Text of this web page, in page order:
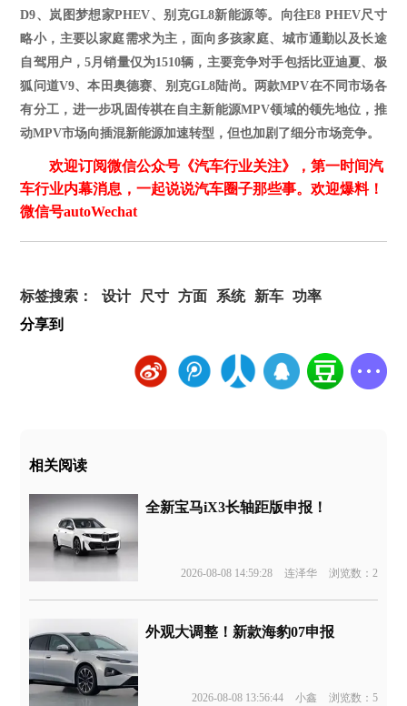
D9、岚图梦想家PHEV、别克GL8新能源等。 向往E8 PHEV尺寸
略小，主要以家庭需求为主， 面向多孩家庭、城市通勤以及长途
自驾用户 ，5月销量仅为1510辆，主要竞争对手包括比亚迪夏、极
狐问道V9、本田奥德赛、别克GL8陆尚。 两款MPV在不同市场各
有分工， 进一步巩固传祺在自主新能源MPV领域的领先地位，推
动MPV市场向插混新能源加速转型，但也加剧了细分市场竞争。
欢迎订阅微信公众号《汽车行业关注》，第一时间汽
车行业内幕消息，一起说说汽车圈子那些事。欢迎爆料！
微信号autoWechat
标签搜索： 设计 尺寸 方面 系统 新车
功率
分享到
相关阅读
全新宝马iX3长轴距版申报！
2026-08-08 14:59:28 连泽华 浏览数：2
外观大调整！新款海豹07申报
2026-08-08 13:56:44 小鑫 浏览数：5